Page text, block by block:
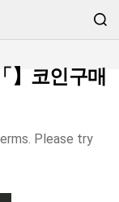
】코인구매
Please try